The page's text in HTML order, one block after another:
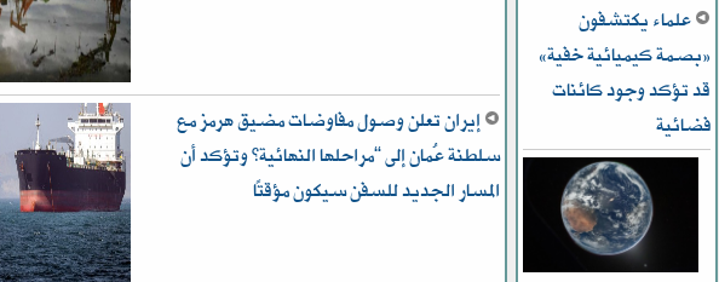
علماء يكتشفون
«بصمة كيميائية خفية»
قد تؤكد وجود كائنات
فضائية
إيران تعلن وصول مفاوضات مضيق هرمز مع
سلطنة عُمان إلى “مراحلها النهائية” وتؤكد أن
المسار الجديد للسفن سيكون مؤقتًا